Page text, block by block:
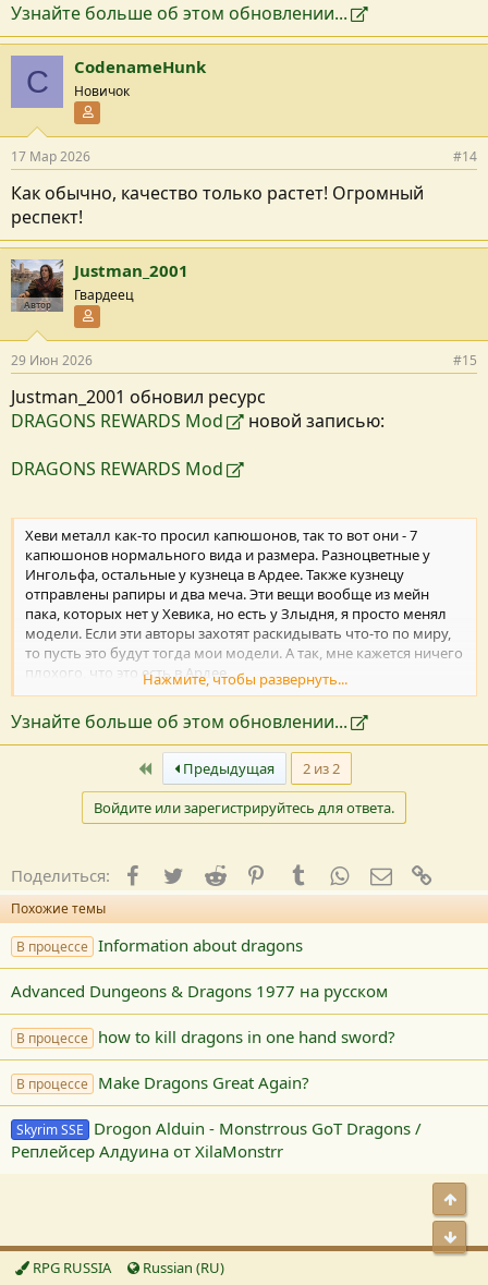
Узнайте больше об этом обновлении...
C CodenameHunk
Новичок
17 Мар 2026 #14
Как обычно, качество только растет! Огромный
респект!
Автор
Justman_2001
Гвардеец
29 Июн 2026 #15
Justman_2001 обновил ресурс
DRAGONS REWARDS Mod
новой записью:
DRAGONS REWARDS Mod
Хеви металл как-то просил капюшонов, так то вот они - 7
капюшонов нормального вида и размера. Разноцветные у
Ингольфа, остальные у кузнеца в Ардее. Также кузнецу
отправлены рапиры и два меча. Эти вещи вообще из мейн
пака, которых нет у Хевика, но есть у Злыдня, я просто менял
модели. Если эти авторы захотят раскидывать что-то по миру,
то пусть это будут тогда мои модели. А так, мне кажется ничего
плохого, что это есть в Ардее.
Доспехи тоже достал, переделал и отправил к Ингольфу.
Нажмите, чтобы развернуть...
Узнайте больше об этом обновлении...
ПервыйПредыдущая
2 из 2
Войдите или зарегистрируйтесь для ответа.
Поделиться: Facebook
TwitterReddit PinterestTumblrWhatsApp
E-mail
Похожие темы
В процессе Information about dragons
Advanced Dungeons & Dragons 1977 на русском
В процессе how to kill dragons in one hand sword?
В процессе Make Dragons Great Again?
Skyrim SSE
Drogon Alduin - Monstrrous GoT Dragons /
Реплейсер Алдуина от XilaMonstrr
RPG RUSSIA Russian (RU)